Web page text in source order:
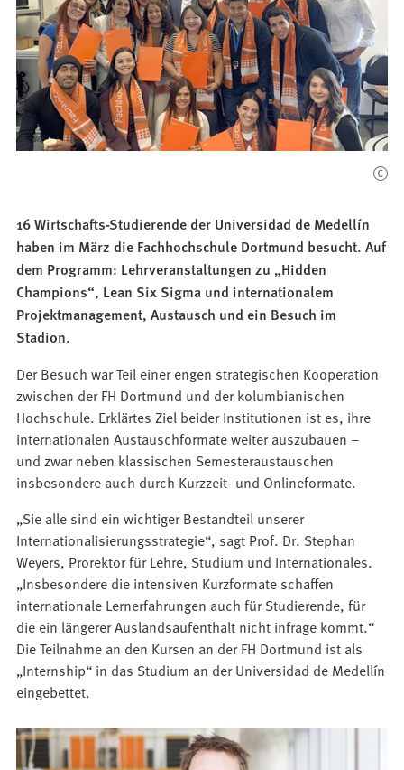
16 Wirtschafts-Studierende der Universidad de Medellín
haben im März die Fachhochschule Dortmund besucht. Auf
dem Programm: Lehrveranstaltungen zu „Hidden
Champions“, Lean Six Sigma und internationalem
Projektmanagement, Austausch und ein Besuch im
Stadion.
Der Besuch war Teil einer engen strategischen Kooperation
zwischen der FH Dortmund und der kolumbianischen
Hochschule. Erklärtes Ziel beider Institutionen ist es, ihre
internationalen Austauschformate weiter auszubauen –
und zwar neben klassischen Semesteraustauschen
insbesondere auch durch Kurzzeit- und Onlineformate.
„Sie alle sind ein wichtiger Bestandteil unserer
Internationalisierungsstrategie“, sagt Prof. Dr. Stephan
Weyers, Prorektor für Lehre, Studium und Internationales.
„Insbesondere die intensiven Kurzformate schaffen
internationale Lernerfahrungen auch für Studierende, für
die ein längerer Auslandsaufenthalt nicht infrage kommt.“
Die Teilnahme an den Kursen an der FH Dortmund ist als
„Internship“ in das Studium an der Universidad de Medellín
eingebettet.